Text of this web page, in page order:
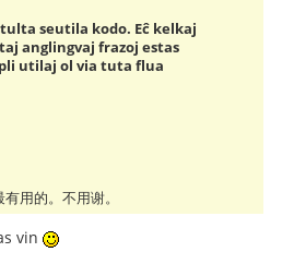
seutila kodo. Eĉ kelkaj
anglingvaj frazoj estas
pli utilaj ol via tuta flua
用的。不用谢。
vin